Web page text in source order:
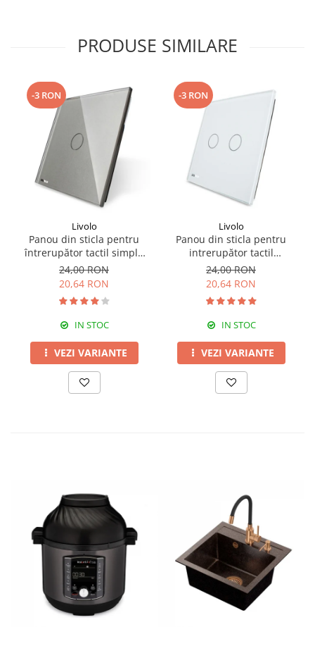
PRODUSE SIMILARE
-3 RON
Livolo
Panou din sticla pentru
întrerupător tactil simplu
Livolo
24,00 RON
20,64 RON
IN STOC
VEZI VARIANTE
-3 RON
Livolo
Panou din sticla pentru
intrerupător tactil
dublu,Livolo
24,00 RON
20,64 RON
IN STOC
VEZI VARIANTE